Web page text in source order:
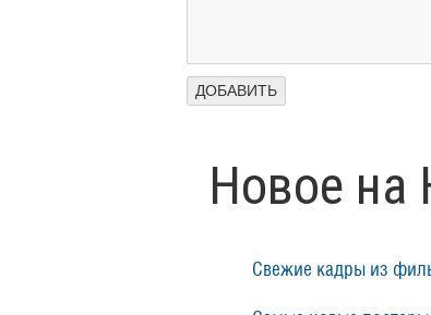
Новое на
Свежие кадры из